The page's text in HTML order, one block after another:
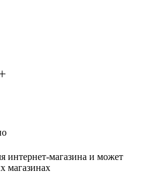
интернет-магазина и может
магазинах